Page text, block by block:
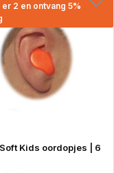
er 2 en ontvang 5%
Kids oordopjes | 6